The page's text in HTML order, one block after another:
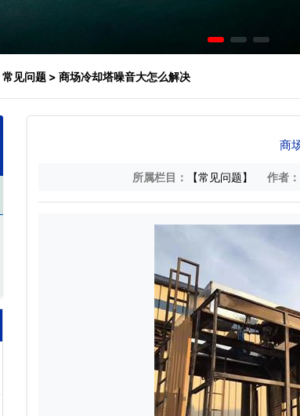
常见问题 > 商场冷却塔噪音大怎么解决
商
所属栏目： 【常见问题】 作者：